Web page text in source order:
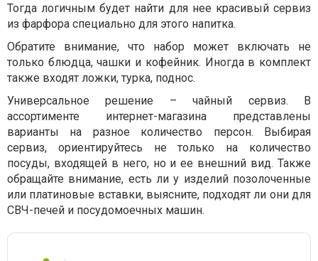
Тогда логичным будет найти для нее красивый сервиз
из фарфора специально для этого напитка.
Обратите внимание, что набор может включать не
только блюдца, чашки и кофейник. Иногда в комплект
также входят ложки, турка, поднос.
Универсальное решение – чайный сервиз. В
ассортименте интернет-магазина представлены
варианты на разное количество персон. Выбирая
сервиз, ориентируйтесь не только на количество
посуды, входящей в него, но и ее внешний вид. Также
обращайте внимание, есть ли у изделий позолоченные
или платиновые вставки, выясните, подходят ли они для
СВЧ-печей и посудомоечных машин.